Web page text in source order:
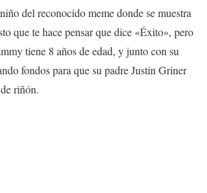
del reconocido meme donde se muestra
que te hace pensar que dice «Éxito», pero
tiene 8 años de edad, y junto con su
fondos para que su padre Justin Griner
riñón.